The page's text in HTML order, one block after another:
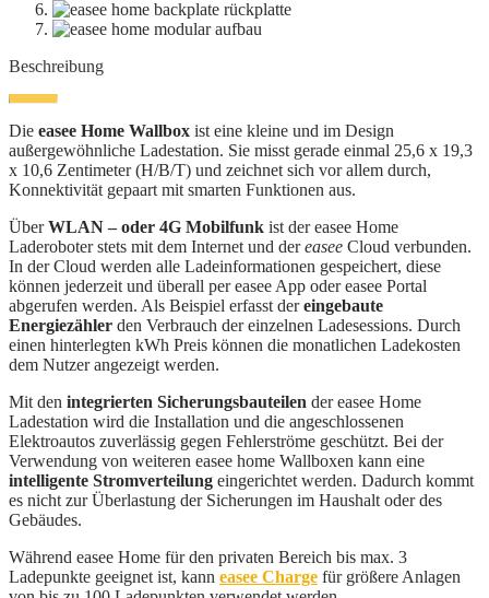
Beschreibung
Die easee Home Wallbox ist eine kleine und im Design
außergewöhnliche Ladestation. Sie misst gerade einmal 25,6 x 19,3
x 10,6 Zentimeter (H/B/T) und zeichnet sich vor allem durch,
Konnektivität gepaart mit smarten Funktionen aus.
ÜberWLAN – oder 4G Mobilfunk ist der easee Home
Laderoboter stets mit dem Internet und dereasee Cloud verbunden.
In der Cloud werden alle Ladeinformationen gespeichert, diese
können jederzeit und überall per easee App oder easee Portal
abgerufen werden. Als Beispiel erfasst dereingebaute
Energiezähler den Verbrauch der einzelnen Ladesessions. Durch
einen hinterlegten kWh Preis können die monatlichen Ladekosten
dem Nutzer angezeigt werden.
Mit den integrierten Sicherungsbauteilen der easee Home
Ladestation wird die Installation und die angeschlossenen
Elektroautos zuverlässig gegen Fehlerströme geschützt. Bei der
Verwendung von weiteren easee home Wallboxen kann eine
intelligente Stromverteilung eingerichtet werden. Dadurch kommt
es nicht zur Überlastung der Sicherungen im Haushalt oder des
Gebäudes.
Während easee Home für den privaten Bereich bis max. 3
Ladepunkte geeignet ist, kann easee Charge für größere Anlagen